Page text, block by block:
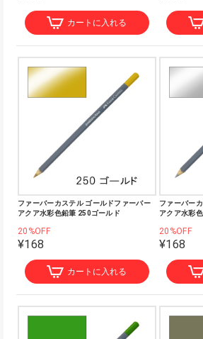
カートに入れる
ファーバーカステル ゴールドファーバー
アクア水彩色鉛筆 250ゴールド
20%OFF
¥168
カートに入れる
ファーバー
アクア水彩
20%OFF
¥168